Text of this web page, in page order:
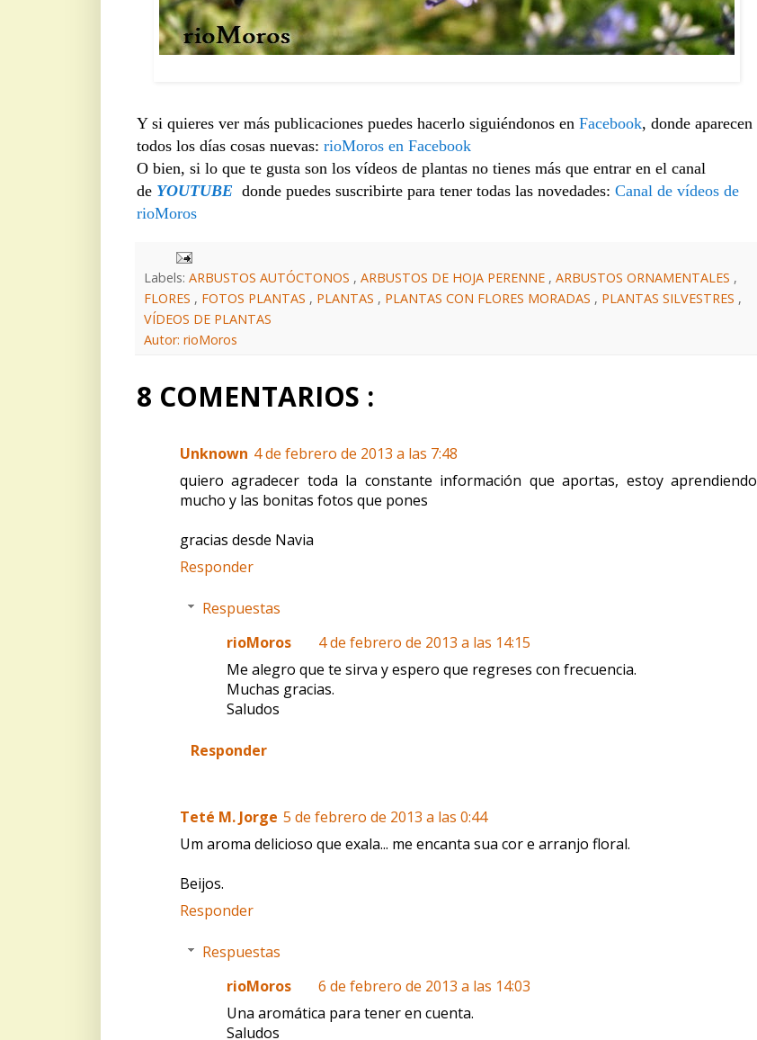
Y si quieres ver más publicaciones puedes hacerlo siguiéndonos en Facebook, donde aparecen
todos los días cosas nuevas: rioMoros en Facebook
O bien, si lo que te gusta son los vídeos de plantas no tienes más que entrar en el canal
de YOUTUBE donde puedes suscribirte para tener todas las novedades: Canal de vídeos de
rioMoros
Labels: ARBUSTOS AUTÓCTONOS , ARBUSTOS DE HOJA PERENNE , ARBUSTOS ORNAMENTALES ,
FLORES , FOTOS PLANTAS , PLANTAS , PLANTAS CON FLORES MORADAS , PLANTAS SILVESTRES ,
VÍDEOS DE PLANTAS
Autor: rioMoros
8 COMENTARIOS :
Unknown 4 de febrero de 2013 a las 7:48
quiero agradecer toda la constante información que aportas, estoy aprendiendo
mucho y las bonitas fotos que pones
gracias desde Navia
Responder
Respuestas
rioMoros
4 de febrero de 2013 a las 14:15
Me alegro que te sirva y espero que regreses con frecuencia.
Muchas gracias.
Saludos
Responder
Teté M. Jorge 5 de febrero de 2013 a las 0:44
Um aroma delicioso que exala... me encanta sua cor e arranjo floral.
Beijos.
Responder
Respuestas
rioMoros
6 de febrero de 2013 a las 14:03
Una aromática para tener en cuenta.
Saludos